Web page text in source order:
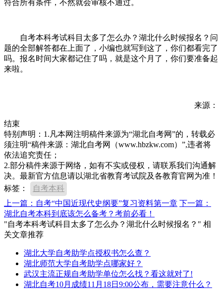
符合所有条件，不然就会审核不通过。
自考本科考试科目太多了怎么办？湖北什么时候报名？问
题的全部解答都在上面了，小编也就写到这了，你们都看完了
吗。报名时间大家都记住了吗，就是这个月了，你们要准备起
来啦。
来源：
结束
特别声明：1.凡本网注明稿件来源为“湖北自考网”的，转载必
须注明“稿件来源：湖北自考网（www.hbzkw.com）”,违者将
依法追究责任；
2.部分稿件来源于网络，如有不实或侵权，请联系我们沟通解
决。最新官方信息请以湖北省教育考试院及各教育官网为准！
标签：
自考本科
上一篇：自考“中国近现代史纲要”复习资料第一章 下一篇：
湖北自考本科到底该怎么备考？考前必看！
"自考本科考试科目太多了怎么办？湖北什么时候报名？" 相
关文章推荐
湖北大学自考助学点授权书怎么查？
湖北师范大学自考助学点哪家好？
武汉主流正规自考助学单位怎么找？看这就对了!
湖北自考10月成绩11月18日9:00公布，需要注意什么？